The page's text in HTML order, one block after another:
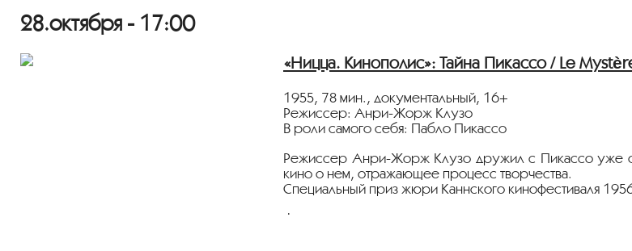
28.октября - 17:00
«Ницца. Кинополис»: Тайна Пикассо / Le
1955, 78 мин., документальный, 16+
Режиссер: Анри-Жорж Клузо
В роли самого себя: Пабло Пикассо
Режиссер Анри-Жорж Клузо дружил с Пикассо уже
кино о нем, отражающее процесс творчества.
Специальный приз жюри Каннского кинофестиваля 1956
Фильм демонстрируется на языке оригинала с русскими